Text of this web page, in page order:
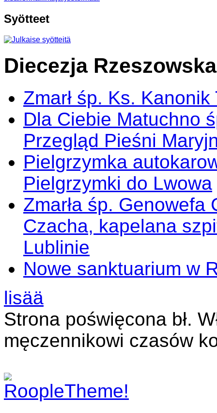
Syötteet
Diecezja Rzeszowska
Zmarł śp. Ks.
Dla Ciebie Matuchno
Przegląd Pieśni
Pielgrzymka
Pielgrzymki do Lwowa
Zmarła śp.
Czacha, kapelana
Lublinie
Nowe sanktuarium w
lisää
Strona poświęcona bł.
męczennikowi czasów